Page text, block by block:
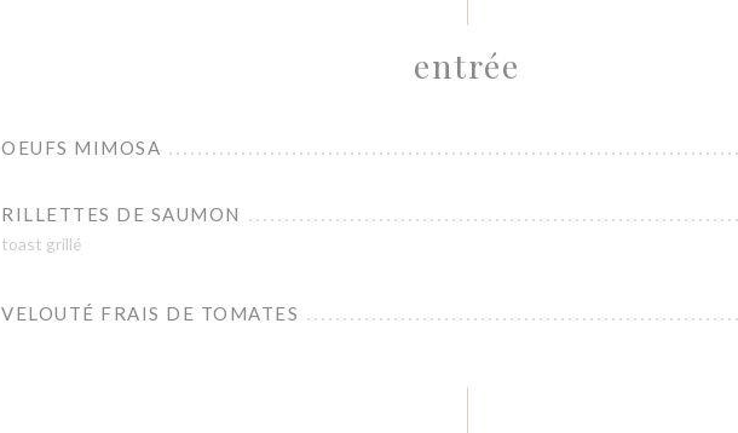
entrée
OEUFS MIMOSA
RILLETTES DE SAUMON
toast grillé
VELOUTÉ FRAIS DE TOMATES